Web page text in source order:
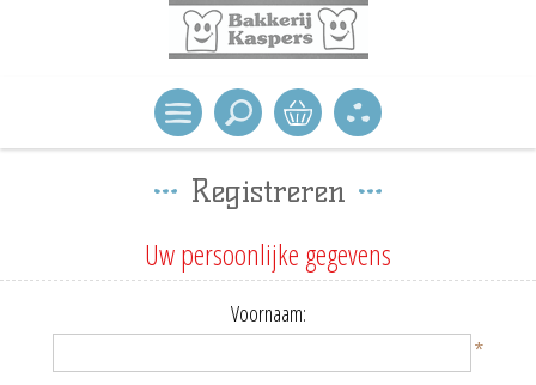
Registreren
Uw persoonlijke gegevens
Voornaam:
*